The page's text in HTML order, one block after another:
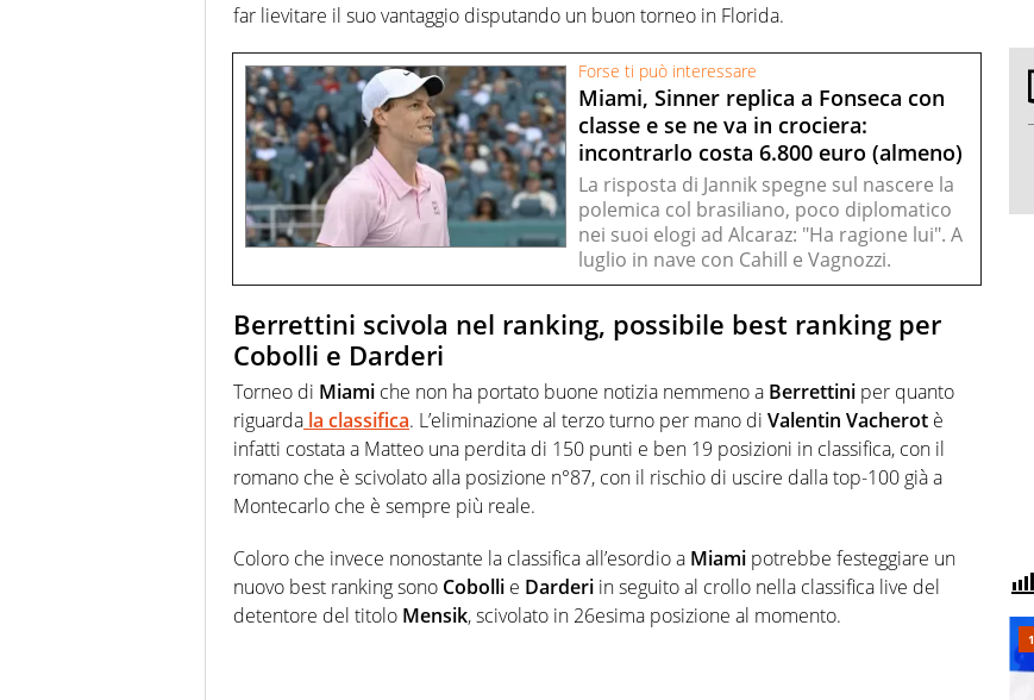
far lievitare il suo vantaggio disputando un buon torneo in Florida.
Forse ti può interessare
Miami, Sinner replica a Fonseca con
classe e se ne va in crociera:
incontrarlo costa 6.800 euro (almeno)
La risposta di Jannik spegne sul nascere la
polemica col brasiliano, poco diplomatico
nei suoi elogi ad Alcaraz: "Ha ragione lui". A
luglio in nave con Cahill e Vagnozzi.
Berrettini scivola nel ranking, possibile best ranking per
Cobolli e Darderi
Torneo di Miami che non ha portato buone notizia nemmeno a Berrettini per quanto
riguarda la classifica. L’eliminazione al terzo turno per mano di Valentin Vacherot è
infatti costata a Matteo una perdita di 150 punti e ben 19 posizioni in classifica, con il
romano che è scivolato alla posizione n°87, con il rischio di uscire dalla top-100 già a
Montecarlo che è sempre più reale.
Coloro che invece nonostante la classifica all’esordio a Miami potrebbe festeggiare un
nuovo best ranking sono Cobolli e Darderi in seguito al crollo nella classifica live del
detentore del titolo Mensik, scivolato in 26esima posizione al momento.